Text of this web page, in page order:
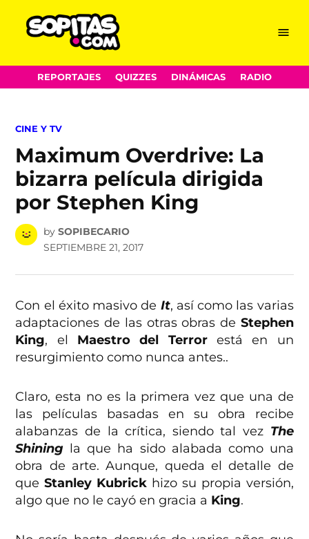
Skip
to
Menu
REPORTAJES QUIZZES DINÁMICAS RADIO
POSTED
CINE Y TV
Maximum Overdrive: La
bizarra película dirigida
por Stephen King
by SOPIBECARIO
SEPTIEMBRE 21, 2017
Con el éxito masivo de It, así como las varias
adaptaciones de las otras obras de Stephen
King, el Maestro del Terrorestá en un
resurgimiento como nunca antes..
Claro, esta no es la primera vez que una de
las películas basadas en su obra recibe
alabanzas de la crítica, siendo tal vez The
Shining la que ha sido alabada como una
obra de arte. Aunque, queda el detalle de
queStanley Kubrick hizo su propia versión,
algo que no le cayó en gracia a King.